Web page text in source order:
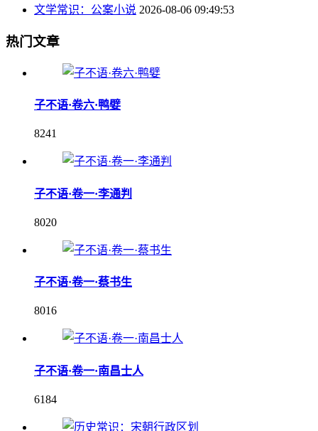
文学常识：公案小说 2026-08-06 09:49:53
热门文章
子不语·卷六·鸭嬖
8241
子不语·卷一·李通判
8020
子不语·卷一·蔡书生
8016
子不语·卷一·南昌士人
6184